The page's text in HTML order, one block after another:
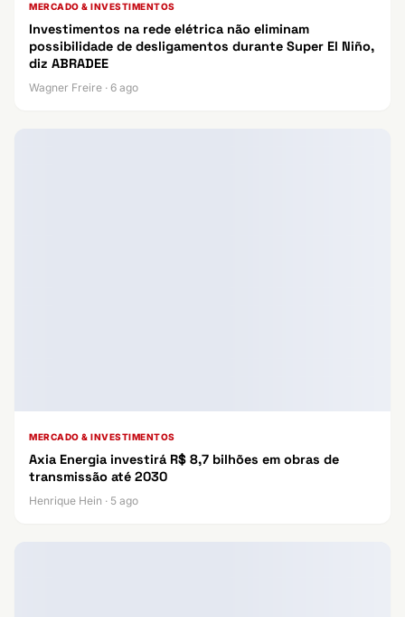
MERCADO & INVESTIMENTOS
Investimentos na rede elétrica não eliminam
possibilidade de desligamentos durante Super El Niño,
diz ABRADEE
Wagner Freire · 6 ago
MERCADO & INVESTIMENTOS
Axia Energia investirá R$ 8,7 bilhões em obras de
transmissão até 2030
Henrique Hein · 5 ago